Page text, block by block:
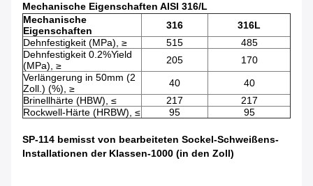
Mechanische Eigenschaften AISI 316/L
Mechanische
Eigenschaften
316
316L
Dehnfestigkeit (MPa), ≥
515
485
Dehnfestigkeit 0.2%Yield
(MPa), ≥
205
170
Verlängerung in 50mm (2
Zoll.) (%), ≥
40
40
Brinellhärte (HBW), ≤
217
217
Rockwell-Härte (HRBW), ≤
95 95
SP-114 bemisst von bearbeiteten Sockel-Schweißens-
Installationen der Klassen-1000 (in den Zoll)